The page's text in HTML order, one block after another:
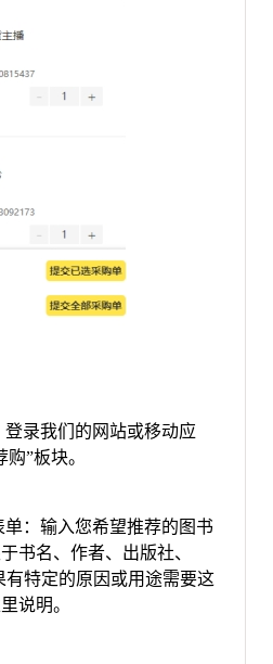
登录我们的网站或移动应
”板块。
单：输入您希望推荐的图书
书名、作者、出版社、
有特定的原因或用途需要这
说明。